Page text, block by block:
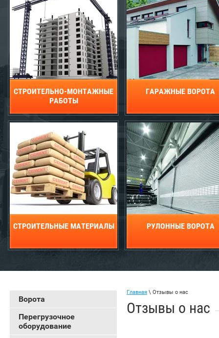
СТРОИТЕЛЬНО-МОНТАЖНЫЕ
РАБОТЫ
ГАРАЖНЫЕ ВОРОТА
СТРОИТЕЛЬНЫЕ МАТЕРИАЛЫ РУЛОННЫЕ ВОРОТА
Ворота
Перегрузочное
оборудование
Главная \ Отзывы о нас
Отзывы о нас